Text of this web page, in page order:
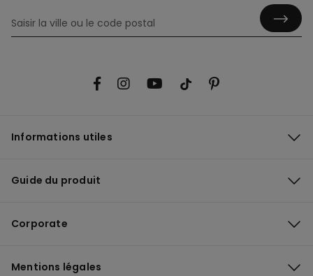
Informations utiles
Guide du produit
Corporate
Mentions légales